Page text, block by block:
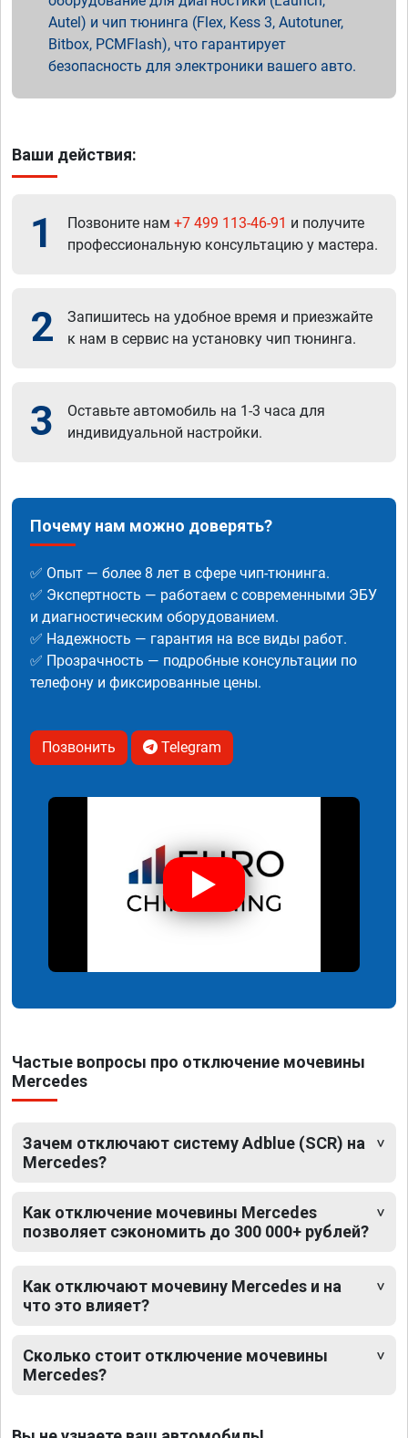
Autel) и чип тюнинга (Flex, Kess 3, Autotuner,
Bitbox, PCMFlash), что гарантирует
безопасность для электроники вашего авто.
Ваши действия:
1 Позвоните нам +7 499 113-46-91 и получите
профессиональную консультацию у мастера.
2
Запишитесь на удобное время и приезжайте
к нам в сервис на установку чип тюнинга.
3
Оставьте автомобиль на 1-3 часа для
индивидуальной настройки.
Почему нам можно доверять?
✅ Опыт — более 8 лет в сфере чип-тюнинга.
✅ Экспертность — работаем с современными ЭБУ
и диагностическим оборудованием.
✅ Надежность — гарантия на все виды работ.
✅ Прозрачность — подробные консультации по
телефону и фиксированные цены.
Позвонить Telegram
Частые вопросы про отключение мочевины
Mercedes
Зачем отключают систему Adblue (SCR) на
Mercedes?
Как отключение мочевины Mercedes
позволяет сэкономить до 300 000+ рублей?
Как отключают мочевину Mercedes и на
что это влияет?
Сколько стоит отключение мочевины
Mercedes?